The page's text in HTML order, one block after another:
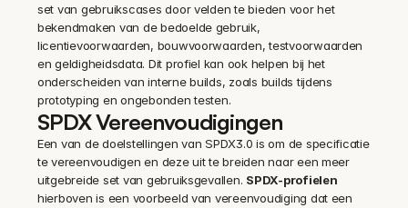
set van gebruikscases door velden te bieden voor het
bekendmaken van de bedoelde gebruik,
licentievoorwaarden, bouwvoorwaarden, testvoorwaarden
en geldigheidsdata. Dit profiel kan ook helpen bij het
onderscheiden van interne builds, zoals builds tijdens
prototyping en ongebonden testen.
SPDX Vereenvoudigingen
Een van de doelstellingen van SPDX3.0 is om de specificatie
te vereenvoudigen en deze uit te breiden naar een meer
uitgebreide set van gebruiksgevallen. SPDX-profielen
hierboven is een voorbeeld van vereenvoudiging dat een